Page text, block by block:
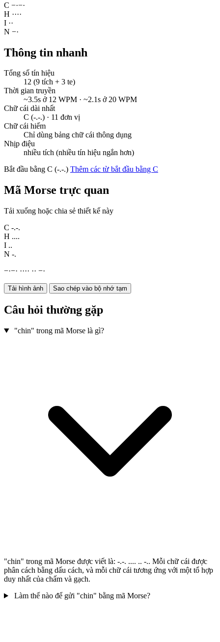
C −·−·
H ····
I ··
N −·
Thông tin nhanh
Tổng số tín hiệu
12 (9 tích + 3 te)
Thời gian truyền
~3.5s ở 12 WPM · ~2.1s ở 20 WPM
Chữ cái dài nhất
C (-.-.) · 11 đơn vị
Chữ cái hiếm
Chỉ dùng bảng chữ cái thông dụng
Nhịp điệu
nhiều tích (nhiều tín hiệu ngắn hơn)
Bắt đầu bằng C (-.-.) Thêm các từ bắt đầu bằng C
Mã Morse trực quan
Tải xuống hoặc chia sẻ thiết kế này
C -.-.
H ....
I ..
N -.
−·−· ···· ·· −·
Tải hình ảnh Sao chép vào bộ nhớ tạm
Câu hỏi thường gặp
"chin" trong mã Morse là gì?
"chin" trong mã Morse được viết là: -.-. .... .. -.. Mỗi chữ cái được
phân cách bằng dấu cách, và mỗi chữ cái tương ứng với một tổ hợp
duy nhất của chấm và gạch.
Làm thế nào để gửi "chin" bằng mã Morse?